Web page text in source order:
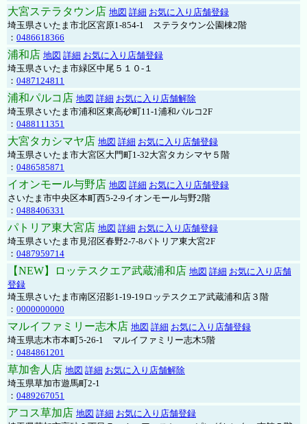
大宮ステラタウン店 地図 詳細 お気に入り店舗登録
埼玉県さいたま市北区宮原1-854-1 ステラタウン公園棟2階
： 0486618366
浦和店 地図 詳細 お気に入り店舗登録
埼玉県さいたま市緑区中尾５１０-１
： 0487124811
浦和パルコ店 地図 詳細 お気に入り店舗解除
埼玉県さいたま市浦和区東高砂町11-1浦和パルコ2F
： 0488111351
大宮タカシマヤ店 地図 詳細 お気に入り店舗登録
埼玉県さいたま市大宮区大門町1-32大宮タカシマヤ５階
： 0486585871
イオンモール与野店 地図 詳細 お気に入り店舗登録
さいたま市中央区本町西5-2-9イオンモール与野2階
： 0488406331
パトリア東大宮店 地図 詳細 お気に入り店舗登録
埼玉県さいたま市見沼区春野2-7-8パトリア東大宮2F
： 0487959714
【NEW】ロッテスクエア武蔵浦和店 地図 詳細 お気に入り店舗
登録
埼玉県さいたま市南区沼影1-19-19ロッテスクエア武蔵浦和店３階
： 0000000000
マルイファミリー志木店 地図 詳細 お気に入り店舗登録
埼玉県志木市本町5-26-1 マルイファミリー志木5階
： 0484861201
草加舎人店 地図 詳細 お気に入り店舗解除
埼玉県草加市遊馬町2-1
： 0489267051
アコス草加店 地図 詳細 お気に入り店舗登録